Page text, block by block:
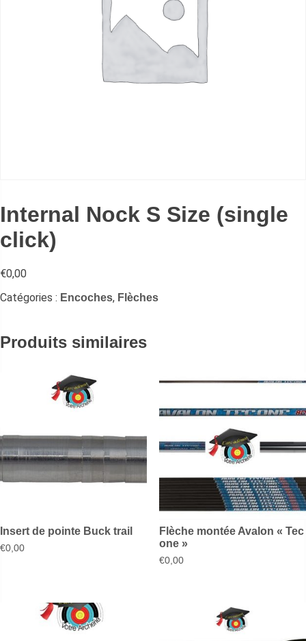
Internal Nock S Size (single
click)
€0,00
Catégories : Encoches, Flèches
Produits similaires
Insert de pointe Buck trail
€0,00
Flèche montée Avalon « Tec
one »
€0,00